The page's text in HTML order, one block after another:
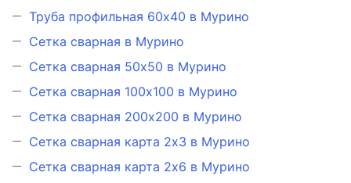
Труба профильная 60х40 в Мурино
Сетка сварная в Мурино
Сетка сварная 50х50 в Мурино
Сетка сварная 100х100 в Мурино
Сетка сварная 200х200 в Мурино
Сетка сварная карта 2х3 в Мурино
Сетка сварная карта 2х6 в Мурино